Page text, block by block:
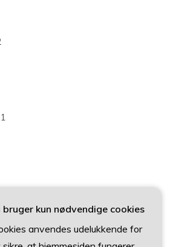
bruger kun nødvendige cookies
anvendes udelukkende for